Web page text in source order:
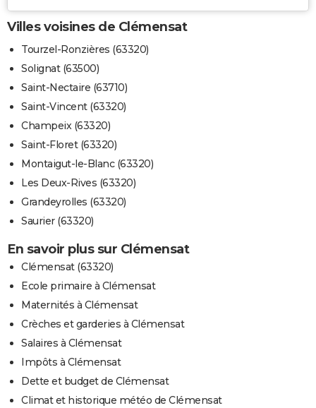
Villes voisines de Clémensat
Tourzel-Ronzières (63320)
Solignat (63500)
Saint-Nectaire (63710)
Saint-Vincent (63320)
Champeix (63320)
Saint-Floret (63320)
Montaigut-le-Blanc (63320)
Les Deux-Rives (63320)
Grandeyrolles (63320)
Saurier (63320)
En savoir plus sur Clémensat
Clémensat (63320)
Ecole primaire à Clémensat
Maternités à Clémensat
Crèches et garderies à Clémensat
Salaires à Clémensat
Impôts à Clémensat
Dette et budget de Clémensat
Climat et historique météo de Clémensat